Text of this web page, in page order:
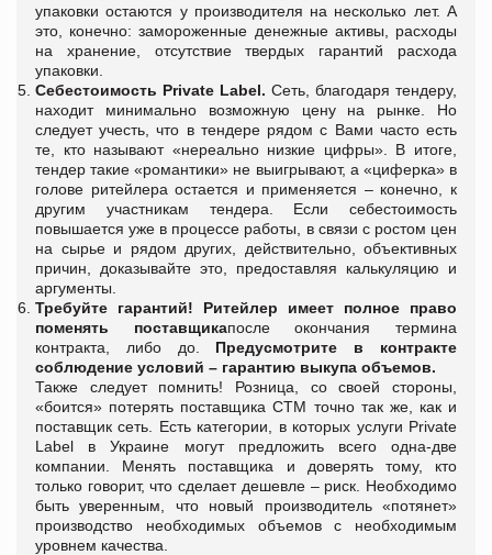
упаковки остаются у производителя на несколько лет. А
это, конечно: замороженные денежные активы, расходы
на хранение, отсутствие твердых гарантий расхода
упаковки.
Себестоимость Private Label. Сеть, благодаря тендеру,
находит минимально возможную цену на рынке. Но
следует учесть, что в тендере рядом с Вами часто есть
те, кто называют «нереально низкие цифры». В итоге,
тендер такие «романтики» не выигрывают, а «циферка» в
голове ритейлера остается и применяется – конечно, к
другим участникам тендера. Если себестоимость
повышается уже в процессе работы, в связи с ростом цен
на сырье и рядом других, действительно, объективных
причин, доказывайте это, предоставляя калькуляцию и
аргументы.
Требуйте гарантий! Ритейлер имеет полное право
поменять поставщикапосле окончания термина
контракта, либо до. Предусмотрите в контракте
соблюдение условий – гарантию выкупа объемов.
Также следует помнить! Розница, со своей стороны,
«боится» потерять поставщика СТМ точно так же, как и
поставщик сеть. Есть категории, в которых услуги Private
Label в Украине могут предложить всего одна-две
компании. Менять поставщика и доверять тому, кто
только говорит, что сделает дешевле – риск. Необходимо
быть уверенным, что новый производитель «потянет»
производство необходимых объемов с необходимым
уровнем качества.